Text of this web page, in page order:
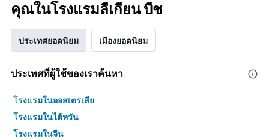
คุณในโรงแรมลีเกียน บีช
ประเทศยอดนิยม เมืองยอดนิยม
ประเทศที่ผู้ใช้ของเราค้นหา
โรงแรมในออสเตรเลีย
โรงแรมในไต้หวัน
โรงแรมในจีน